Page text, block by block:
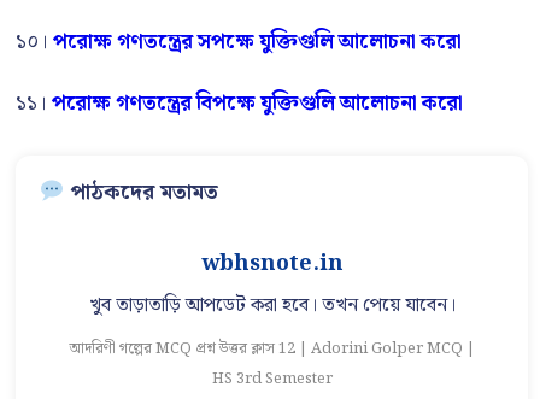
১০। পরোক্ষ গণতন্ত্রের সপক্ষে যুক্তিগুলি আলোচনা করো
১১। পরোক্ষ গণতন্ত্রের বিপক্ষে যুক্তিগুলি আলোচনা করো
পাঠকদের মতামত
wbhsnote.in
খুব তাড়াতাড়ি আপডেট করা হবে। তখন পেয়ে যাবেন।
আদরিণী গল্পের MCQ প্রশ্ন উত্তর ক্লাস 12 | Adorini Golper MCQ |
HS 3rd Semester